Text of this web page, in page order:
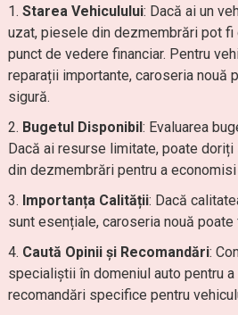
Starea Vehiculului: Dacă ai un
uzat, piesele din dezmembrări pot fi
punct de vedere financiar. Pentru
reparații importante, caroseria nouă
sigură.
Bugetul Disponibil: Evaluarea
Dacă ai resurse limitate, poate
din dezmembrări pentru a economisi
Importanța Calității: Dacă
sunt esențiale, caroseria nouă
Caută Opinii și Recomandări:
specialiștii în domeniul auto pentru
recomandări specifice pentru